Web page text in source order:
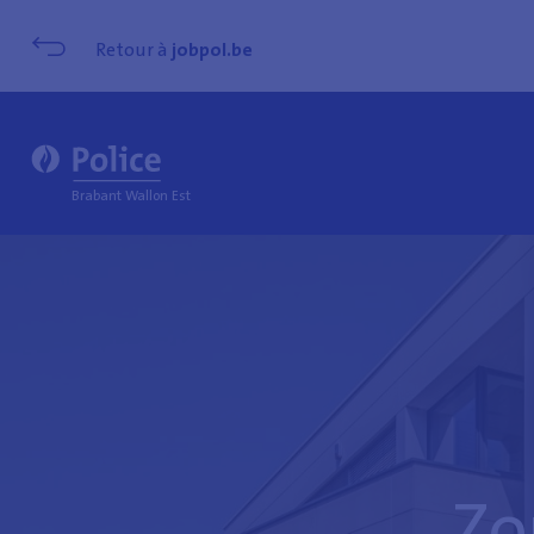
Retour à jobpol.be
Brabant Wallon Est